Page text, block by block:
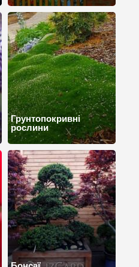
Грунтопокривні
рослини